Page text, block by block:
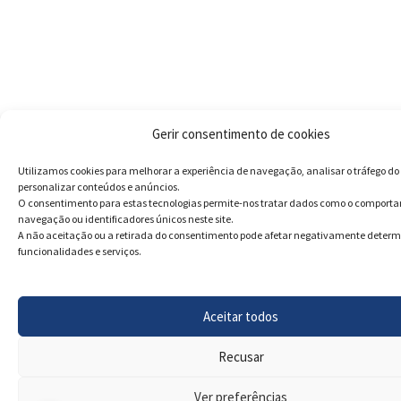
Gerir consentimento de cookies
Utilizamos cookies para melhorar a experiência de navegação, analisar o tráfego do
personalizar conteúdos e anúncios.
O consentimento para estas tecnologias permite-nos tratar dados como o
navegação ou identificadores únicos neste site.
A não aceitação ou a retirada do consentimento pode afetar negativamente
funcionalidades e serviços.
Aceitar todos
Recusar
Ver preferências